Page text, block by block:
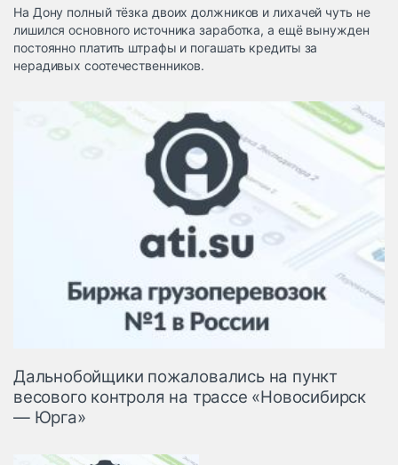
терминалы
Коммерческий
транспорт
Автосервис,
запчасти, шины
Топливо, масла и
автохимия
Дзен
На Дону полный тёзка двоих должников и лихачей чуть не
лишился основного источника заработка, а ещё вынужден
постоянно платить штрафы и погашать кредиты за
нерадивых соотечественников.
Дальнобойщики пожаловались на пункт
весового контроля на трассе «Новосибирск
— Юрга»